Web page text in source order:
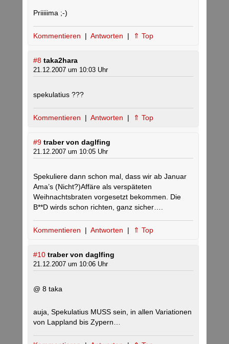
Priiiiima ;-)
Kommentieren | Antworten | ⇑ Top
#8 taka2hara
21.12.2007 um 10:03 Uhr
spekulatius ???
Kommentieren | Antworten | ⇑ Top
#9 traber von daglfing
21.12.2007 um 10:05 Uhr
Spekuliere dann schon mal, dass wir ab Januar
Ama’s (Nicht?)Affäre als verspäteten
Weihnachtsbraten vorgesetzt bekommen. Die
B**D wirds schon richten, ganz sicher….
Kommentieren | Antworten | ⇑ Top
#10 traber von daglfing
21.12.2007 um 10:06 Uhr
@ 8 taka
auja, Spekulatius MUSS sein, in allen Variationen
von Lappland bis Zypern…